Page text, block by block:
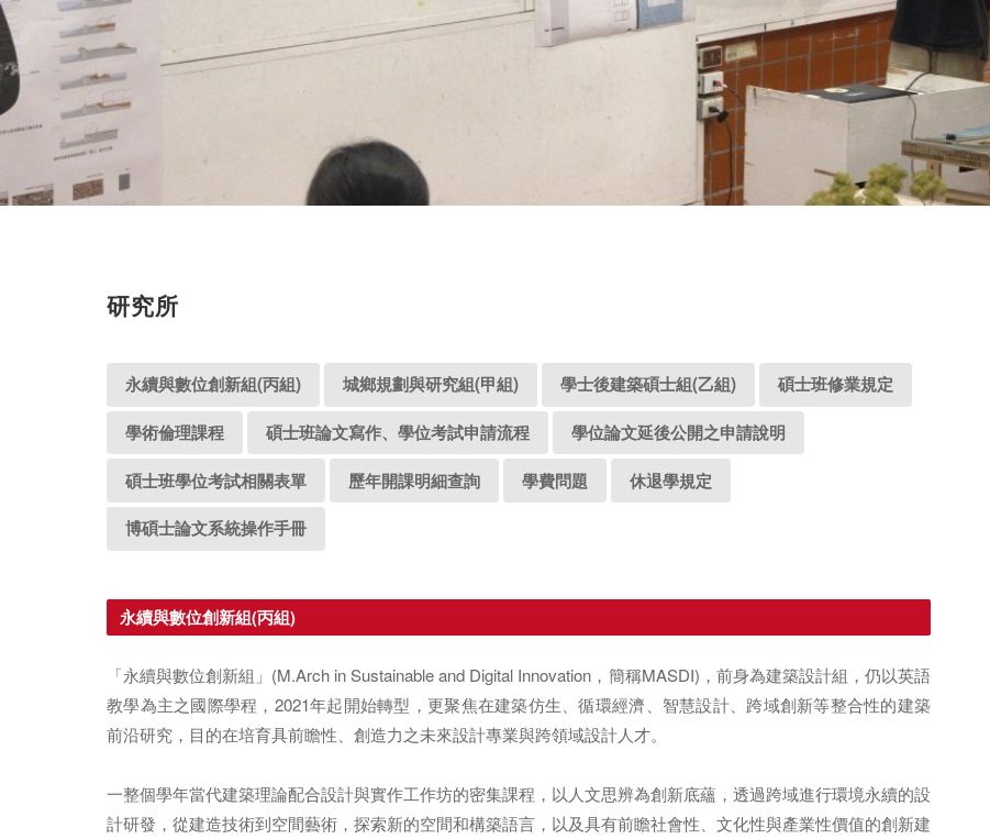
研究所
永續與數位創新組(丙組) 城鄉規劃與研究組(甲組) 學士後建築碩士組(乙組)
碩士班修業規定
學術倫理課程
碩士班論文寫作、學位考試申請流程
學位論文延後公開之申請說明
碩士班學位考試相關表單
歷年開課明細查詢 學費問題
休退學規定
博碩士論文系統操作手冊
永續與數位創新組(丙組)
「永續與數位創新組」(M.Arch in Sustainable and Digital Innovation，簡稱MASDI)，前身為建築設計組，仍以英語
教學為主之國際學程，2021年起開始轉型，更聚焦在建築仿生、循環經濟、智慧設計、跨域創新等整合性的建築
前沿研究，目的在培育具前瞻性、創造力之未來設計專業與跨領域設計人才。
一整個學年當代建築理論配合設計與實作工作坊的密集課程，以人文思辨為創新底蘊，透過跨域進行環境永續的設
計研發，從建造技術到空間藝術，探索新的空間和構築語言，以及具有前瞻社會性、文化性與產業性價值的創新建